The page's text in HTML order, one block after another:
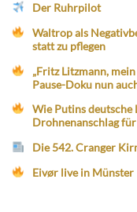
Der Ruhrpilot
Waltrop als
statt zu pflegen
„Fritz Litzmann,
Pause-Doku nun
Wie Putins deutsche
Drohnenanschlag
Die 542. Cranger
Eivør live in Münster